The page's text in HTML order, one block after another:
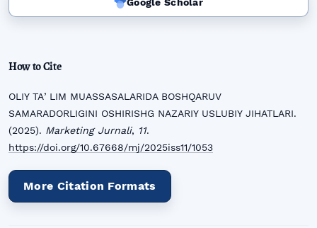
How to Cite
OLIY TAʼLIM MUASSASALARIDA BOSHQARUV
SAMARADORLIGINI OSHIRISHG NAZARIY USLUBIY JIHATLARI.
(2025). Marketing Jurnali, 11.
https://doi.org/10.67668/mj/2025iss11/1053
More Citation Formats